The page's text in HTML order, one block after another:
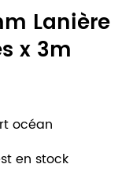
Lanière
x 3m
océan
en stock